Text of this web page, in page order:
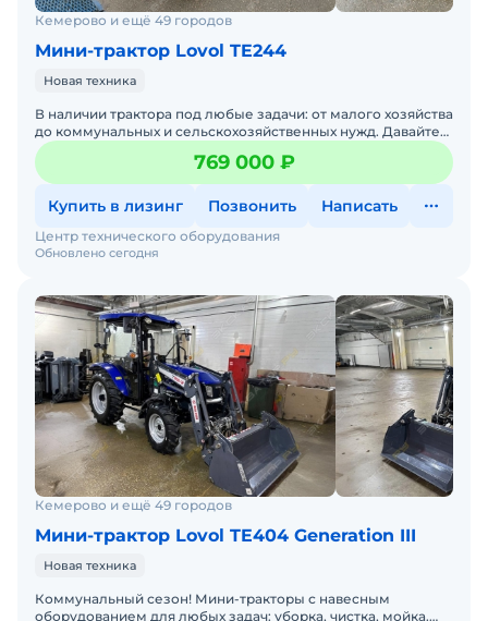
Кемерово и ещё 49 городов
Мини-трактор Lovol TE244
Новая техника
В наличии трактора под любые задачи: от малого хозяйства
до коммунальных и сельскохозяйственных нужд. Давайте
подберем трактор под ваши задачи — просто напиши
769 000 ₽
Купить в лизинг Позвонить Написать
Обновлено сегодня
Центр технического оборудования
Кемерово и ещё 49 городов
Мини-трактор Lovol TE404 Generation III
Новая техника
Коммунальный сезон! Мини-тракторы с навесным
оборудованием для любых задач: уборка, чистка, мойка.